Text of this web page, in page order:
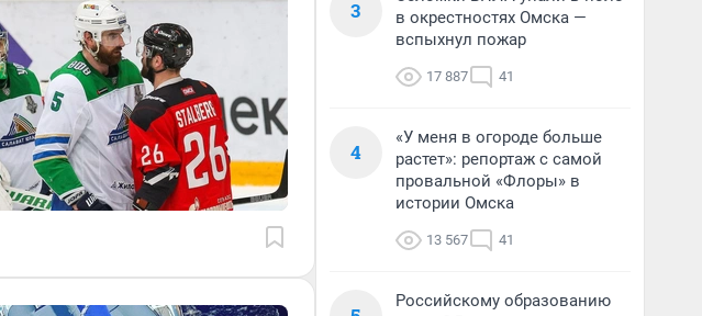
3
в окрестностях Омска —
вспыхнул пожар
17 887 41
4
«У меня в огороде больше
растет»: репортаж с самой
провальной «Флоры» в
истории Омска
13 567 41
Российскому образованию